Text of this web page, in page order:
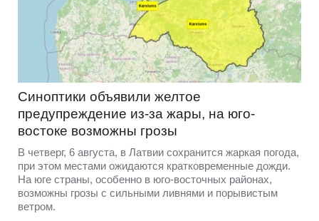
Синоптики объявили желтое
предупреждение из-за жары, на юго-
востоке возможны грозы
В четверг, 6 августа, в Латвии сохранится жаркая погода,
при этом местами ожидаются кратковременные дожди.
На юге страны, особенно в юго-восточных районах,
возможны грозы с сильными ливнями и порывистым
ветром.